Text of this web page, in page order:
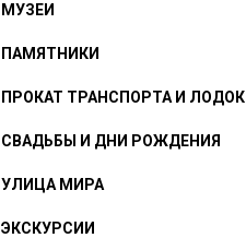
МУЗЕИ
ПАМЯТНИКИ
ПРОКАТ ТРАНСПОРТА И ЛОДОК
СВАДЬБЫ И ДНИ РОЖДЕНИЯ
УЛИЦА МИРА
ЭКСКУРСИИ